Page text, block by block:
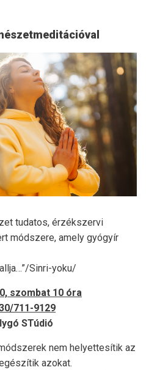
tudatos, érzékszervi
módszere, amely gyógyír
Sinri-yoku/
szombat 10 óra
711-9129
STúdió
nem helyettesítik az
azokat.